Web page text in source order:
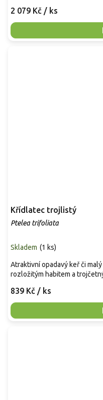
2 079 Kč / ks
Křídlatec trojlistý
Ptelea trifoliata
Skladem (1 ks)
839 Kč / ks
Atraktivní opadavý keř či
rozložitým habitem a